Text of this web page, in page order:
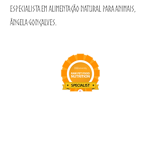
Especialista em Alimentação Natural para Animais,
Ângela Gonçalves.